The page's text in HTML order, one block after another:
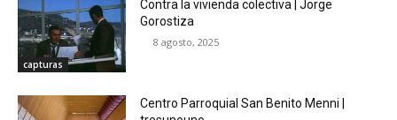
capturas
Contra la vivienda colectiva | Jorge
Gorostiza
8 agosto, 2025
Centro Parroquial San Benito Menni |